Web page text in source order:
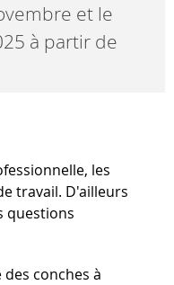
et le
à partir de
les
travail. D'ailleurs
questions
conches à